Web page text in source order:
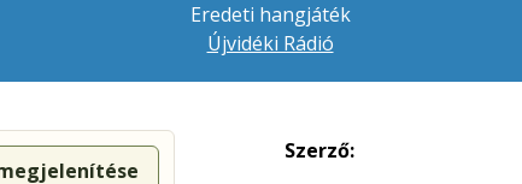
Eredeti hangjáték
Újvidéki Rádió
Szerző: